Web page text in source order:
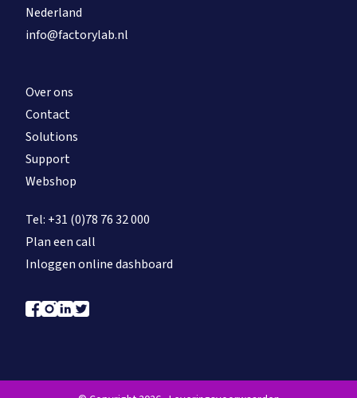
Nederland
info@factorylab.nl
Over ons
Contact
Solutions
Support
Webshop
Tel: +31 (0)78 76 32 000
Plan een call
Inloggen online dashboard